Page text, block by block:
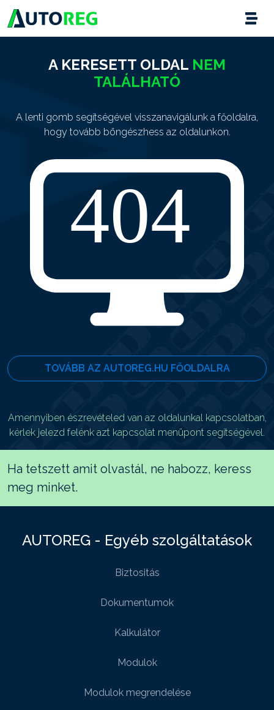
A KERESETT OLDAL NEM
TALÁLHATÓ
A lenti gomb segítségével visszanavigálunk a főoldalra,
hogy tovább böngészhess az oldalunkon.
TOVÁBB AZ AUTOREG.HU FŐOLDALRA
Amennyiben észrevételed van az oldalunkal kapcsolatban,
kérlek jelezd felénk azt kapcsolat menüpont segítségével.
Ha tetszett amit olvastál, ne habozz, keress
meg minket.
AUTOREG - Egyéb szolgáltatások
Biztositás
Dokumentumok
Kalkulátor
Modulok
Modulok megrendelése